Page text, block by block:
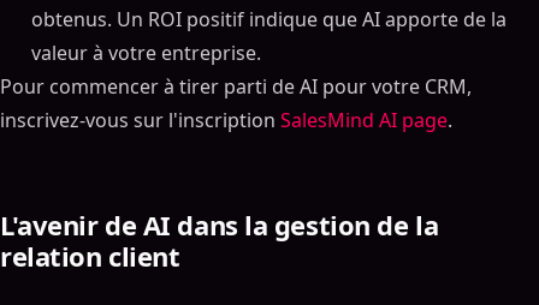
obtenus. Un ROI positif indique que AI apporte de la
valeur à votre entreprise.
Pour commencer à tirer parti de AI pour votre CRM,
inscrivez-vous sur l'inscription SalesMind AI page.
L'avenir de AI dans la gestion de la
relation client